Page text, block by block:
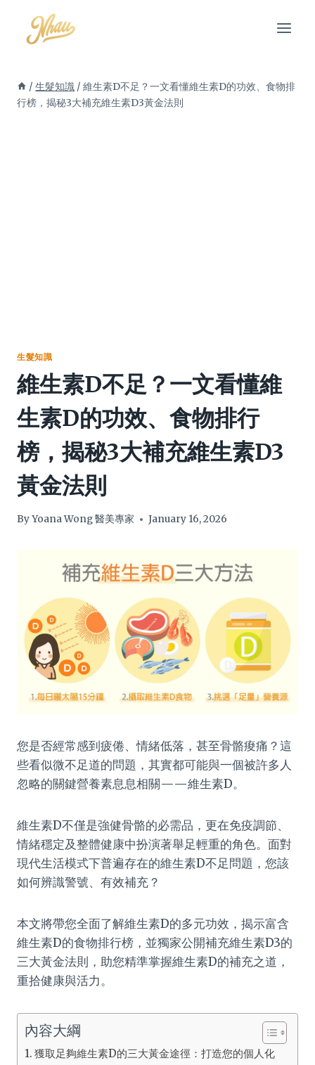
content
/ 生髮知識 / 維生素D不足？一文看懂維生素D的功效、食物排
行榜，揭秘3大補充維生素D3黃金法則
生髮知識
維生素D不足？一文看懂維
生素D的功效、食物排行
榜，揭秘3大補充維生素D3
黃金法則
ByYoana Wong 醫美專家 January 16, 2026
您是否經常感到疲倦、情緒低落，甚至骨骼痠痛？這
些看似微不足道的問題，其實都可能與一個被許多人
忽略的關鍵營養素息息相關——維生素D。
維生素D不僅是強健骨骼的必需品，更在免疫調節、
情緒穩定及整體健康中扮演著舉足輕重的角色。面對
現代生活模式下普遍存在的維生素D不足問題，您該
如何辨識警號、有效補充？
本文將帶您全面了解維生素D的多元功效，揭示富含
維生素D的食物排行榜，並獨家公開補充維生素D3的
三大黃金法則，助您精準掌握維生素D的補充之道，
重拾健康與活力。
內容大綱
獲取足夠維生素D的三大黃金途徑：打造您的個人化